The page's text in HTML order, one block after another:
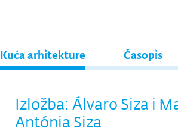
Kuća arhitekture Časopis
Izložba: Álvaro Siza i
Antónia Siza